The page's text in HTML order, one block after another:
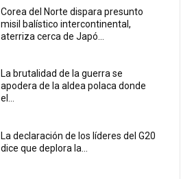
Corea del Norte dispara presunto
misil balístico intercontinental,
aterriza cerca de Japó...
La brutalidad de la guerra se
apodera de la aldea polaca donde
el...
La declaración de los líderes del G20
dice que deplora la...